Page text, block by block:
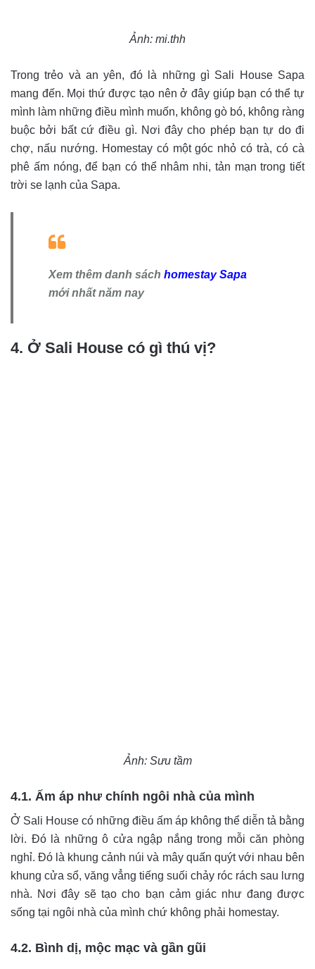
Ảnh: mi.thh
Trong trẻo và an yên, đó là những gì Sali House Sapa
mang đến. Mọi thứ được tạo nên ở đây giúp bạn có thể tự
mình làm những điều mình muốn, không gò bó, không ràng
buộc bởi bất cứ điều gì. Nơi đây cho phép bạn tự do đi
chợ, nấu nướng. Homestay có một góc nhỏ có trà, có cà
phê ấm nóng, để bạn có thể nhâm nhi, tản mạn trong tiết
trời se lạnh của Sapa.
Xem thêm danh sách homestay Sapa
mới nhất năm nay
4. Ở Sali House có gì thú vị?
Ảnh: Sưu tầm
4.1. Ấm áp như chính ngôi nhà của mình
Ở Sali House có những điều ấm áp không thể diễn tả bằng
lời. Đó là những ô cửa ngập nắng trong mỗi căn phòng
nghỉ. Đó là khung cảnh núi và mây quấn quýt với nhau bên
khung cửa sổ, văng vẳng tiếng suối chảy róc rách sau lưng
nhà. Nơi đây sẽ tạo cho bạn cảm giác như đang được
sống tại ngôi nhà của mình chứ không phải homestay.
4.2. Bình dị, mộc mạc và gần gũi